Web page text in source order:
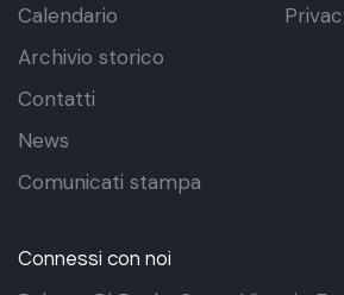
Calendario
Archivio storico
Contatti
News
Comunicati stampa
Connessi con noi